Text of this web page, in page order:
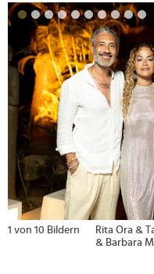
>
1 von 10 Bildern
Rita Ora &
& Barbara